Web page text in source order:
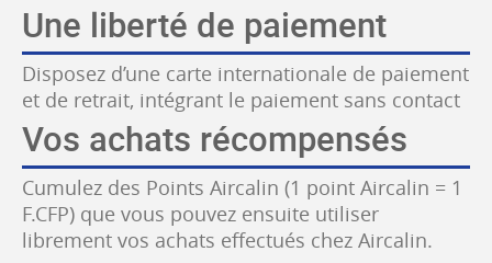
Une liberté de paiement
Disposez d’une carte internationale de paiement
et de retrait, intégrant le paiement sans contact
Vos achats récompensés
Cumulez des Points Aircalin (1 point Aircalin = 1
F.CFP) que vous pouvez ensuite utiliser
librement vos achats effectués chez Aircalin.